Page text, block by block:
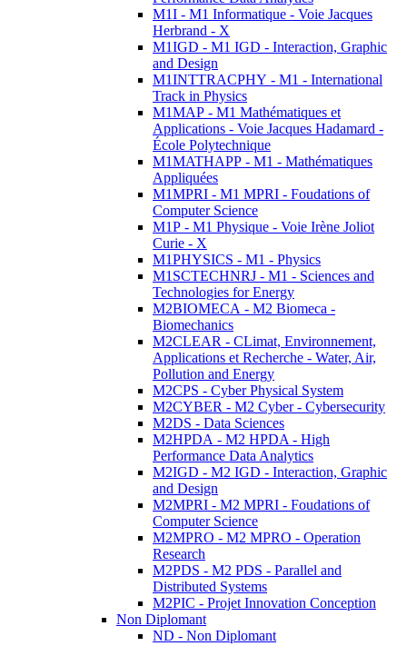
M1I - M1 Informatique - Voie Jacques
Herbrand - X
M1IGD - M1 IGD - Interaction, Graphic
and Design
M1INTTRACPHY - M1 - International
Track in Physics
M1MAP - M1 Mathématiques et
Applications - Voie Jacques Hadamard -
École Polytechnique
M1MATHAPP - M1 - Mathématiques
Appliquées
M1MPRI - M1 MPRI - Foudations of
Computer Science
M1P - M1 Physique - Voie Irène Joliot
Curie - X
M1PHYSICS - M1 - Physics
M1SCTECHNRJ - M1 - Sciences and
Technologies for Energy
M2BIOMECA - M2 Biomeca -
Biomechanics
M2CLEAR - CLimat, Environnement,
Applications et Recherche - Water, Air,
Pollution and Energy
M2CPS - Cyber Physical System
M2CYBER - M2 Cyber - Cybersecurity
M2DS - Data Sciences
M2HPDA - M2 HPDA - High
Performance Data Analytics
M2IGD - M2 IGD - Interaction, Graphic
and Design
M2MPRI - M2 MPRI - Foudations of
Computer Science
M2MPRO - M2 MPRO - Operation
Research
M2PDS - M2 PDS - Parallel and
Distributed Systems
M2PIC - Projet Innovation Conception
Non Diplomant
ND - Non Diplomant